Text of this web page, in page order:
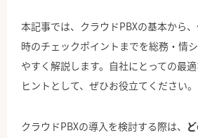
本記事では、クラウドPBXの基本から
時のチェックポイントまでを総務・情
やすく解説します。自社にとっての最
ヒントとして、ぜひお役立てください。
クラウドPBXの導入を検討する際は、